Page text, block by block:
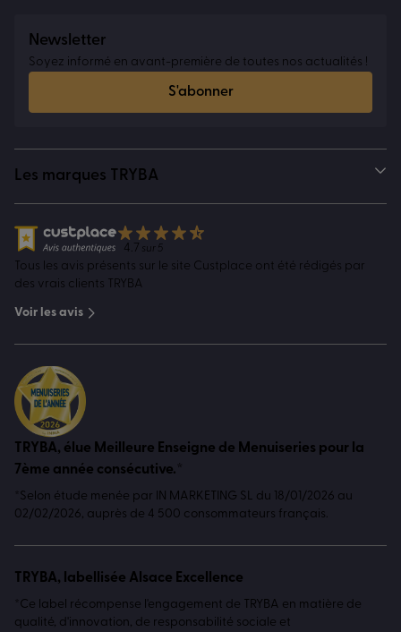
Newsletter
Soyez informé en avant-première de toutes nos actualités !
S'abonner
Les marques TRYBA
4.7 sur 5
Tous les avis présents sur le site Custplace ont été rédigés par
des vrais clients TRYBA
Voir les avis
TRYBA, élue Meilleure Enseigne de Menuiseries pour la
7ème année consécutive.*
*Selon étude menée par IN MARKETING SL du 18/01/2026 au
02/02/2026, auprès de 4 500 consommateurs français.
TRYBA, labellisée Alsace Excellence
*Ce label récompense l'engagement de TRYBA en matière de
qualité, d'innovation, de responsabilité sociale et